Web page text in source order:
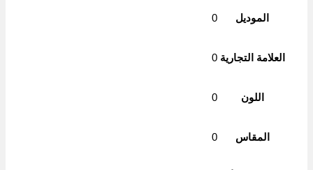
الموديل 0
العلامة التجارية 0
اللون 0
المقاس 0